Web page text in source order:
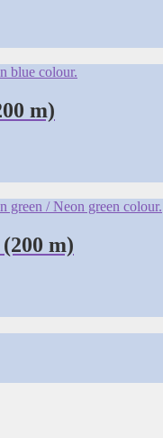
m)
m)